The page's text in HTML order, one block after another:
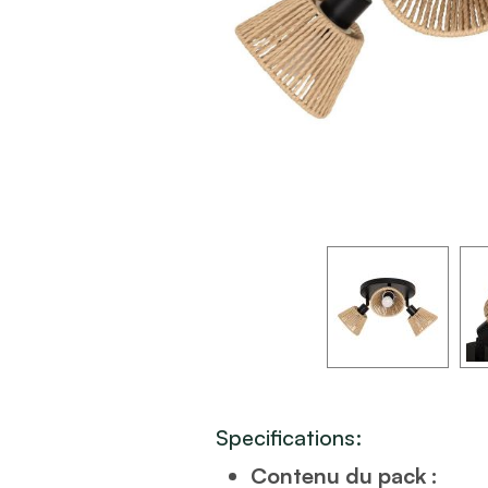
Specifications:
Contenu du pack :